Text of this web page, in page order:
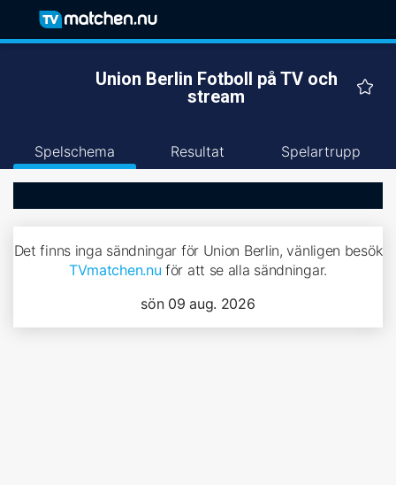
Union Berlin Fotboll på TV och
stream
Spelschema Resultat Spelartrupp
Det finns inga sändningar för Union Berlin, vänligen besök
TVmatchen.nu för att se alla sändningar.
sön 09 aug. 2026